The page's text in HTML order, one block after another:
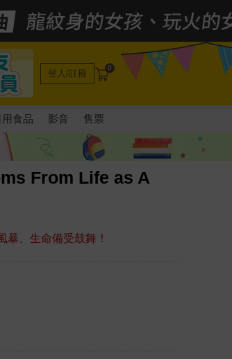
登入/註冊 0
用食品 影音 售票
From Life as A
暴、生命備受鼓舞！